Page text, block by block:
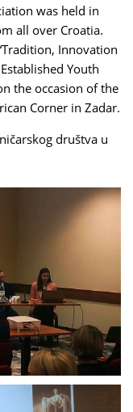
was held in
all over Croatia.
Innovation
Youth
the occasion of the
Corner in Zadar.
društva u